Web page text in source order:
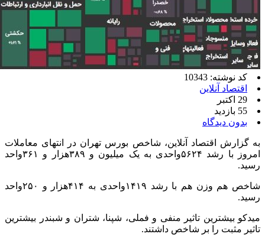
کد نوشته: 10343
اقتصاد آنلاین
29 اکتبر
55 بازدید
بدون دیدگاه
به گزارش اقتصاد آنلاین، شاخص بورس تهران در انتهای معاملات
امروز با رشد ۵۶۲۴واحدی به یک میلیون و ۳۸۹هزار و ۳۶۱واحد
رسید.
شاخص هم وزن هم با رشد ۱۴۱۹واحدی به ۴۱۴هزار و ۲۵۰واحد
رسید.
میدکو بیشترین تاثیر منفی و فملی، شپنا، شتران و شبندر بیشترین
تاثیر مثبت را بر شاخص داشتند.